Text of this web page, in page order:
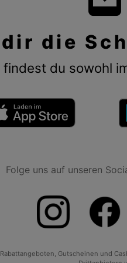
die
du sowohl
Folge uns auf unseren
Gutscheinen und